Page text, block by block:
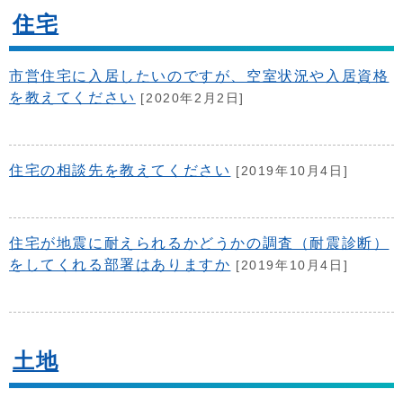
住宅
市営住宅に入居したいのですが、空室状況や入居資格
を教えてください [2020年2月2日]
住宅の相談先を教えてください [2019年10月4日]
住宅が地震に耐えられるかどうかの調査（耐震診断）
をしてくれる部署はありますか [2019年10月4日]
土地